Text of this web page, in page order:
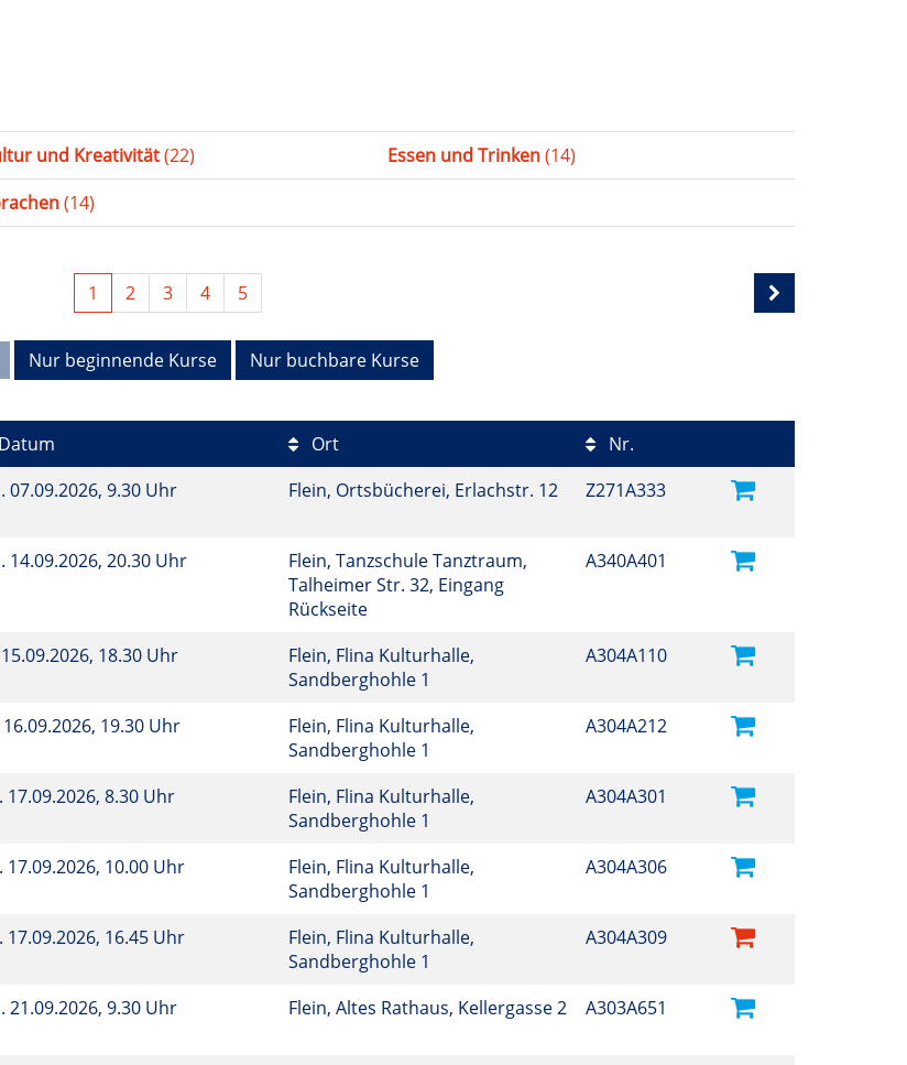
und Kreativität(22) Essen und Trinken(14)
(14)
1 2 3 4 5
Nur beginnende Kurse Nur buchbare Kurse
Datum Ort
Nr.
07.09.2026, 9.30 Uhr Flein, Ortsbücherei, Erlachstr. 12 Z271A333
14.09.2026, 20.30 Uhr
Flein, Tanzschule Tanztraum,
Talheimer Str. 32, Eingang
Rückseite
A340A401
15.09.2026, 18.30 Uhr
Flein, Flina Kulturhalle,
Sandberghohle 1
A304A110
16.09.2026, 19.30 Uhr
Flein, Flina Kulturhalle,
Sandberghohle 1
A304A212
17.09.2026, 8.30 Uhr
Flein, Flina Kulturhalle,
Sandberghohle 1
A304A301
17.09.2026, 10.00 Uhr
Flein, Flina Kulturhalle,
Sandberghohle 1
A304A306
17.09.2026, 16.45 Uhr
Flein, Flina Kulturhalle,
Sandberghohle 1
A304A309
21.09.2026, 9.30 Uhr Flein, Altes Rathaus, Kellergasse 2 A303A651